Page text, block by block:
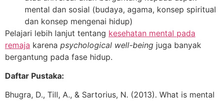
mental dan sosial (budaya, agama, konsep spiritual
dan konsep mengenai hidup)
Pelajari lebih lanjut tentang kesehatan mental pada
remaja karena psychological well-being juga banyak
bergantung pada fase hidup.
Daftar Pustaka:
Bhugra, D., Till, A., & Sartorius, N. (2013). What is mental